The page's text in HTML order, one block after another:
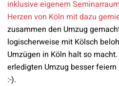
inklusive eigenem
Herzen von Köln mit dazu
zusammen den Umzug
logischerweise mit Kölsch
Umzügen in Köln halt so
erledigten Umzug besser
:-).